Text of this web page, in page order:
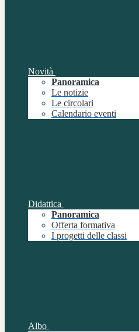
Novità
Panoramica
Le notizie
Le circolari
Calendario eventi
Didattica
Panoramica
Offerta formativa
I progetti delle classi
Albo